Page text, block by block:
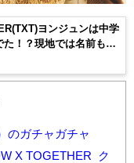
ヨンジュンは中学
！？現地では名前も違
のガチャガチャ
X TOGETHER ク